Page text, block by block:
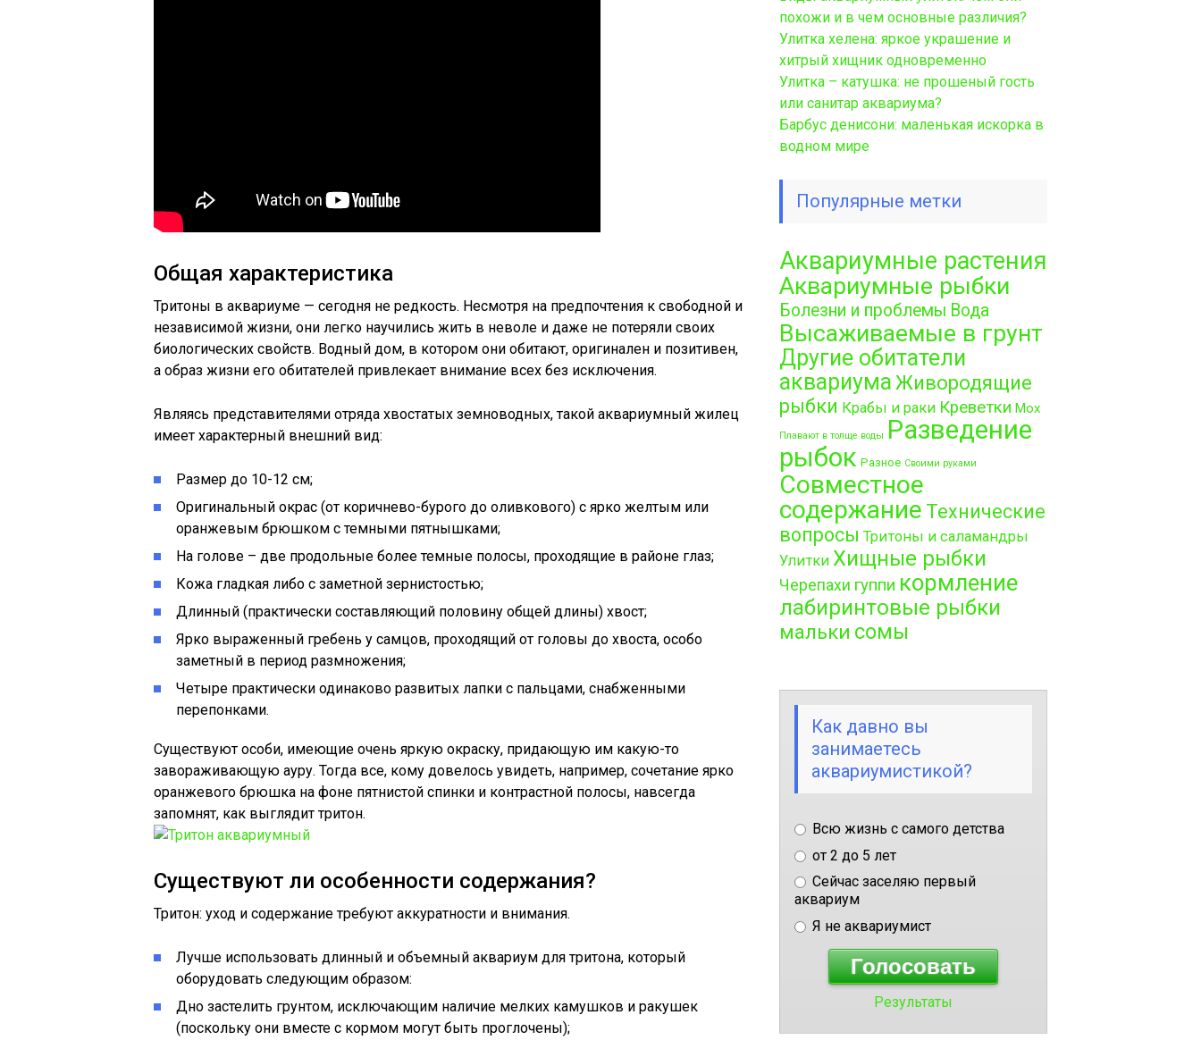
Общая характеристика
Тритоны в аквариуме — сегодня не редкость. Несмотря на предпочтения к свободной и
независимой жизни, они легко научились жить в неволе и даже не потеряли своих
биологических свойств. Водный дом, в котором они обитают, оригинален и позитивен,
а образ жизни его обитателей привлекает внимание всех без исключения.
Являясь представителями отряда хвостатых земноводных, такой аквариумный жилец
имеет характерный внешний вид:
Размер до 10-12 см;
Оригинальный окрас (от коричнево-бурого до оливкового) с ярко желтым или
оранжевым брюшком с темными пятнышками;
На голове – две продольные более темные полосы, проходящие в районе глаз;
Кожа гладкая либо с заметной зернистостью;
Длинный (практически составляющий половину общей длины) хвост;
Ярко выраженный гребень у самцов, проходящий от головы до хвоста, особо
заметный в период размножения;
Четыре практически одинаково развитых лапки с пальцами, снабженными
перепонками.
Существуют особи, имеющие очень яркую окраску, придающую им какую-то
завораживающую ауру. Тогда все, кому довелось увидеть, например, сочетание ярко
оранжевого брюшка на фоне пятнистой спинки и контрастной полосы, навсегда
запомнят, как выглядит тритон.
Существуют ли особенности содержания?
Тритон: уход и содержание требуют аккуратности и внимания.
Лучше использовать длинный и объемный аквариум для тритона, который
оборудовать следующим образом:
Дно застелить грунтом, исключающим наличие мелких камушков и ракушек
(поскольку они вместе с кормом могут быть проглочены);
похожи и в чем основные различия?
Улитка хелена: яркое украшение и
хитрый хищник одновременно
Улитка – катушка: не прошеный гость
или санитар аквариума?
Барбус денисони: маленькая искорка в
водном мире
Популярные метки
Аквариумные растения
Аквариумные рыбки
Болезни и проблемы Вода
Высаживаемые в грунт
Другие обитатели
аквариума Живородящие
рыбки Крабы и раки Креветки Мох
Плавают в толще воды Разведение
рыбок Разное Своими руками
Совместное
содержание Технические
вопросы Тритоны и саламандры
Улитки Хищные рыбки
Черепахи гуппи кормление
лабиринтовые рыбки
мальки сомы
Как давно вы
занимаетесь
аквариумистикой?
Всю жизнь с самого детства
от 2 до 5 лет
Сейчас заселяю первый
аквариум
Я не аквариумист
Результаты